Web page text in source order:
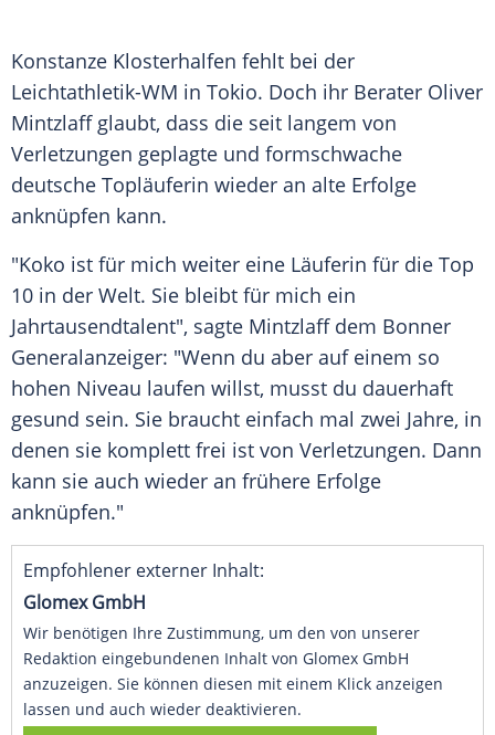
Konstanze Klosterhalfen fehlt bei der
Leichtathletik-WM in Tokio. Doch ihr Berater Oliver
Mintzlaffglaubt, dass die seit langem von
Verletzungen geplagte und formschwache
deutsche Topläuferin wieder an alte Erfolge
anknüpfen kann.
"Koko ist für mich weiter eine Läuferin für die Top
10 in der Welt. Sie bleibt für mich ein
Jahrtausendtalent", sagte Mintzlaff dem Bonner
Generalanzeiger: "Wenn du aber auf einem so
hohen Niveau laufen willst, musst du dauerhaft
gesund sein. Sie braucht einfach mal zwei Jahre, in
denen sie komplett frei ist von Verletzungen. Dann
kann sie auch wieder an frühere Erfolge
anknüpfen."
Empfohlener externer Inhalt:
Glomex GmbH
Wir benötigen Ihre Zustimmung, um den von unserer
Redaktion eingebundenen Inhalt von Glomex GmbH
anzuzeigen. Sie können diesen mit einem Klick anzeigen
lassen und auch wieder deaktivieren.